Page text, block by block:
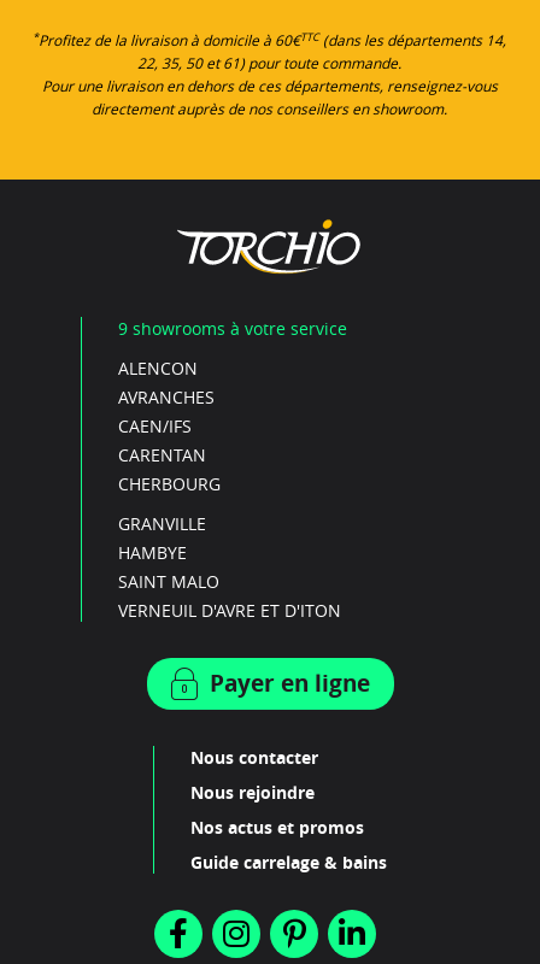
*Profitez de la livraison à domicile à 60€TTC(dans les départements 14,
22, 35, 50 et 61) pour toute commande.
Pour une livraison en dehors de ces départements, renseignez-vous
directement auprès de nos conseillers en showroom.
9 showrooms à votre service
ALENCON
AVRANCHES
CAEN/IFS
CARENTAN
CHERBOURG
GRANVILLE
HAMBYE
SAINT MALO
VERNEUIL D'AVRE ET D'ITON
Payer en ligne
Nous contacter
Nous rejoindre
Nos actus et promos
Guide carrelage & bains